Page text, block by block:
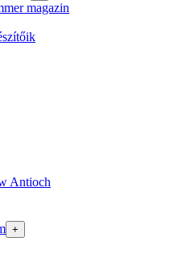
magazin
Antioch
+